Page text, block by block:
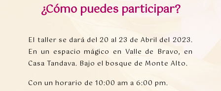
¿Cómo puedes participar?
El taller se dará del 20 al 23 de Abril del 2023.
En un espacio mágico en Valle de Bravo, en
Casa Tandava. Bajo el bosque de Monte Alto.
Con un horario de 10:00 am a 6:00 pm.